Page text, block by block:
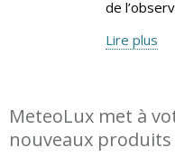
de
Lire plus
MeteoLux met à
nouveaux